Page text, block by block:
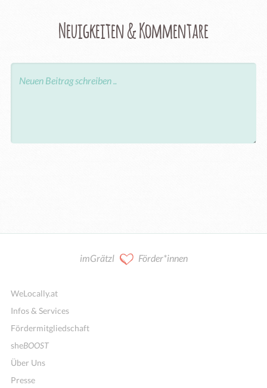
Neuigkeiten & Kommentare
imGrätzl Förder*innen
WeLocally.at
Infos & Services
Fördermitgliedschaft
sheBOOST
Über Uns
Presse